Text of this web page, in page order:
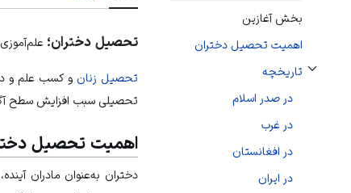
بخش آغازین
اهمیت تحصیل دختران
تاریخچه
تغییر وضعیت زیربخش‌های تاریخچه
در صدر اسلام
در غرب
در افغانستان
در ایران
تحصیل دختران؛
تحصیل زنان و کسب علم و
تحصیلی سبب افزایش سطح
اهمیت تحصیل
دختران به‌عنوان مادران